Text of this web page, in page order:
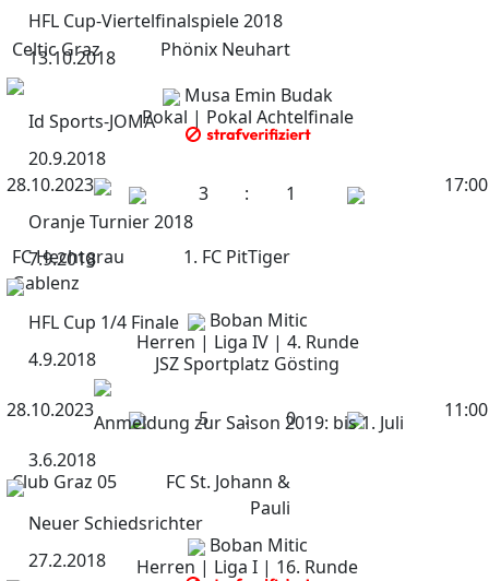
Celtic Graz
Phönix Neuhart
Musa Emin Budak
Pokal | Pokal Achtelfinale
28.10.2023 17:00
3 : 1
FC Hechtgrau
Gablenz
1. FC PitTiger
Boban Mitic
Herren | Liga IV | 4. Runde
JSZ Sportplatz Gösting
28.10.2023
11:00
5 : 0
Club Graz 05
FC St. Johann &
Pauli
Boban Mitic
Herren | Liga I | 16. Runde
HFL Cup-Viertelfinalspiele 2018
13.10.2018
Id Sports-JOMA
20.9.2018
Oranje Turnier 2018
7.9.2018
HFL Cup 1/4 Finale
4.9.2018
Anmeldung zur Saison 2019: bis 1. Juli
3.6.2018
Neuer Schiedsrichter
27.2.2018